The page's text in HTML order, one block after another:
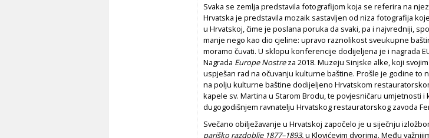
Svaka se zemlja predstavila fotografijom koja se referira na
Hrvatska je predstavila mozaik sastavljen od niza fotografija
u Hrvatskoj, čime je poslana poruka da svaki, pa i najvredniji,
manje nego kao dio cjeline: upravo raznolikost sveukupne
moramo čuvati. U sklopu konferencije dodijeljena je i nagrada
Nagrada Europe Nostreza 2018. Muzeju Sinjske alke, koji
uspješan rad na očuvanju kulturne baštine. Prošle je godine to
na polju kulturne baštine dodijeljeno Hrvatskom
kapele sv. Martina u Starom Brodu, te povjesničaru umjetnosti i
dugogodišnjem ravnatelju Hrvatskog restauratorskog zavoda
Svečano obilježavanje u Hrvatskoj započelo je u siječnju
pariško razdoblje 1877–1893.u Klovićevim dvorima. Među